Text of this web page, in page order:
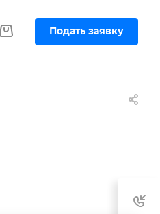
Подать заявку